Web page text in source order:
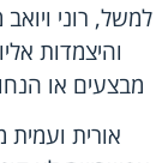
למשל, רוני
והיצמדות
מבצעים או
אורית